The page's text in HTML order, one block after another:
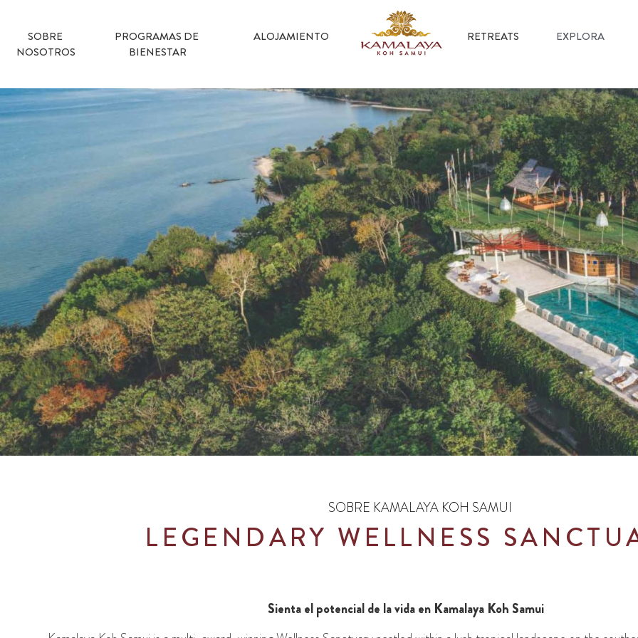
SOBRE
NOSOTROS
PROGRAMAS DE
BIENESTAR
ALOJAMIENTO RETREATS EXPLORA
SOBRE KAMALAYA KOH SAMUI
LEGENDARY WELLNESS
Sienta el potencial de la vida en Kamalaya Koh Samui